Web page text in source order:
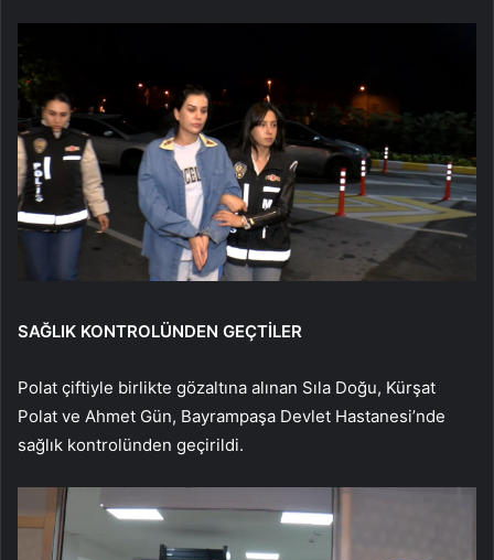
SAĞLIK KONTROLÜNDEN GEÇTİLER
Polat çiftiyle birlikte gözaltına alınan Sıla Doğu, Kürşat
Polat ve Ahmet Gün, Bayrampaşa Devlet Hastanesi’nde
sağlık kontrolünden geçirildi.